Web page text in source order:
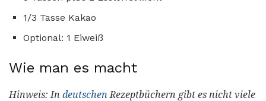
1/3 Tasse Kakao
Optional: 1 Eiweiß
Wie man es macht
Hinweis: In deutschen Rezeptbüchern gibt es nicht viele